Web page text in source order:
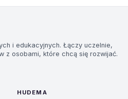
i edukacyjnych. Łączy uczelnie,
z osobami, które chcą się rozwijać.
HUDEMA